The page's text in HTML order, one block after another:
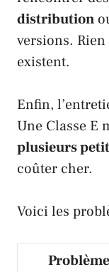
distribution
versions. Rien
existent.
Enfin,
Une Classe E
plusieurs
coûter cher.
Voici les
Problème